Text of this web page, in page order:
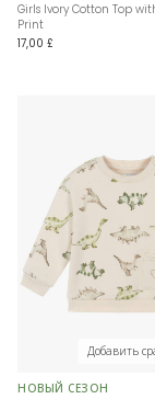
Girls Ivory Cotton Top
Print
17,00 £
Добавить
НОВЫЙ СЕЗОН